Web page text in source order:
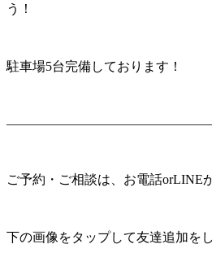
う！
駐車場5台完備しております！
ご予約・ご相談は、お電話orLINE
下の画像をタップして友達追加を